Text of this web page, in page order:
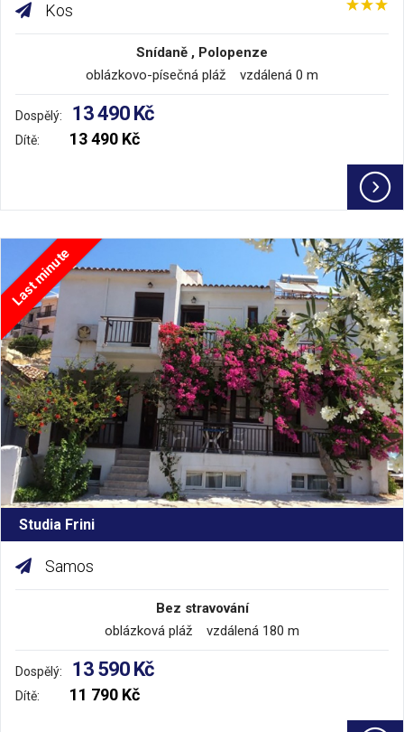
Kos
Snídaně , Polopenze
oblázkovo-písečná pláž vzdálená 0 m
Dospělý: 13 490 Kč
Dítě: 13 490 Kč
Last minute
Studia Frini
Samos
Bez stravování
oblázková pláž vzdálená 180 m
Dospělý: 13 590 Kč
Dítě: 11 790 Kč